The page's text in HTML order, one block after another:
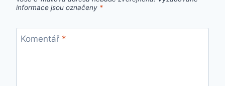
informace jsou označeny *
Komentář *